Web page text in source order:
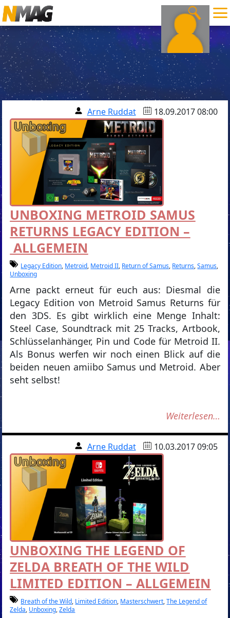
Arne Ruddat 18.09.2017 08:00
UNBOXING METROID SAMUS
RETURNS LEGACY EDITION –
ALLGEMEIN
Legacy Edition, Metroid, Metroid II, Return of Samus, Returns,Samus,
Unboxing
Arne packt erneut für euch aus: Diesmal die
Legacy Edition von Metroid Samus Returns für
den 3DS. Es gibt wirklich eine Menge Inhalt:
Steel Case, Soundtrack mit 25 Tracks, Artbook,
Schlüsselanhänger, Pin und Code für Metroid II.
Als Bonus werfen wir noch einen Blick auf die
beiden neuen amiibo Samus und Metroid. Aber
seht selbst!
Weiterlesen…
Arne Ruddat 10.03.2017 09:05
UNBOXING THE LEGEND OF
ZELDA BREATH OF THE WILD
LIMITED EDITION – ALLGEMEIN
Breath of the Wild, Limited Edition, Masterschwert,The Legend of
Zelda, Unboxing,Zelda